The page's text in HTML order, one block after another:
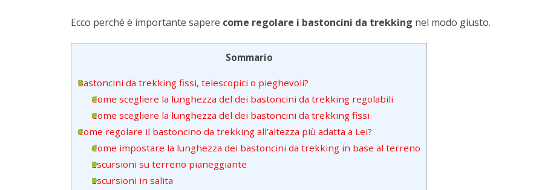
Ecco perché è importante sapere come regolare i bastoncini da trekking nel modo giusto.
Sommario
Bastoncini da trekking fissi, telescopici o pieghevoli?
Come scegliere la lunghezza del dei bastoncini da trekking regolabili
Come scegliere la lunghezza del dei bastoncini da trekking fissi
Come regolare il bastoncino da trekking all’altezza più adatta a Lei?
Come impostare la lunghezza dei bastoncini da trekking in base al terreno
Escursioni su terreno pianeggiante
Escursioni in salita